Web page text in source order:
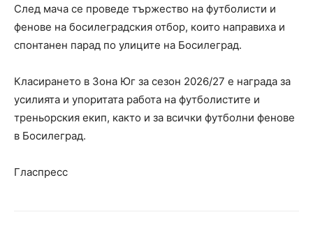
След мача се проведе тържество на футболисти и
фенове на босилеградския отбор, които направиха и
спонтанен парад по улиците на Босилеград.
Класирането в Зона Юг за сезон 2026/27 е награда за
усилията и упоритата работа на футболистите и
треньорския екип, както и за всички футболни фенове
в Босилеград.
Гласпресс